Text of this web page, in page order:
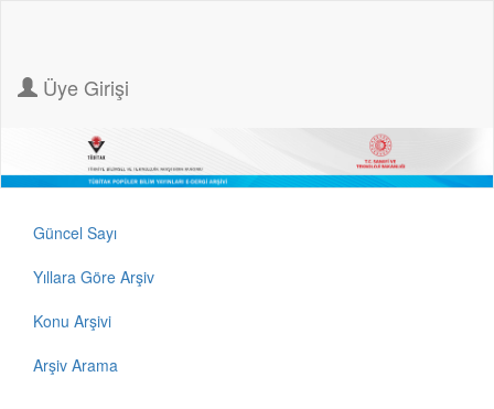
Üye Girişi
Güncel Sayı
Yıllara Göre Arşiv
Konu Arşivi
Arşiv Arama